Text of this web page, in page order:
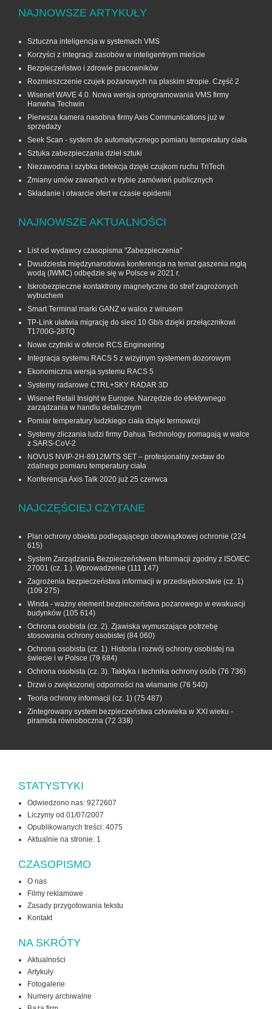
NAJNOWSZE ARTYKUŁY
Sztuczna inteligencja w systemach VMS
Korzyści z integracji zasobów w inteligentnym mieście
Bezpieczeństwo i zdrowie pracowników
Rozmieszczenie czujek pożarowych na płaskim stropie. Część 2
Wisenet WAVE 4.0. Nowa wersja oprogramowania VMS firmy
Hanwha Techwin
Pierwsza kamera nasobna firmy Axis Communications już w
sprzedaży
Seek Scan - system do automatycznego pomiaru temperatury ciała
Sztuka zabezpieczania dzieł sztuki
Niezawodna i szybka detekcja dzięki czujkom ruchu TriTech
Zmiany umów zawartych w trybie zamówień publicznych
Składanie i otwarcie ofert w czasie epidemii
NAJNOWSZE AKTUALNOŚCI
List od wydawcy czasopisma "Zabezpieczenia"
Dwudziesta międzynarodowa konferencja na temat gaszenia mgłą
wodą (IWMC) odbędzie się w Polsce w 2021 r.
Iskrobezpieczne kontaktrony magnetyczne do stref zagrożonych
wybuchem
Smart Terminal marki GANZ w walce z wirusem
TP-Link ułatwia migrację do sieci 10 Gb/s dzięki przełącznikowi
T1700G‑28TQ
Nowe czytniki w ofercie RCS Engineering
Integracja systemu RACS 5 z wizyjnym systemem dozorowym
Ekonomiczna wersja systemu RACS 5
Systemy radarowe CTRL+SKY RADAR 3D
Wisenet Retail Insight w Europie. Narzędzie do efektywnego
zarządzania w handlu detalicznym
Pomiar temperatury ludzkiego ciała dzięki termowizji
Systemy zliczania ludzi firmy Dahua Technology pomagają w walce
z SARS-CoV-2
NOVUS NVIP-2H-8912M/TS SET – profesjonalny zestaw do
zdalnego pomiaru temperatury ciała
Konferencja Axis Talk 2020 już 25 czerwca
NAJCZĘŚCIEJ CZYTANE
Plan ochrony obiektu podlegającego obowiązkowej ochronie (224
615)
System Zarządzania Bezpieczeństwem Informacji zgodny z ISO/IEC
27001 (cz. 1.). Wprowadzenie (111 147)
Zagrożenia bezpieczeństwa informacji w przedsiębiorstwie (cz. 1)
(109 275)
Winda - ważny element bezpieczeństwa pożarowego w ewakuacji
budynków (105 614)
Ochrona osobista (cz. 2). Zjawiska wymuszające potrzebę
stosowania ochrony osobistej (84 060)
Ochrona osobista (cz. 1). Historia i rozwój ochrony osobistej na
świecie i w Polsce (79 684)
Ochrona osobista (cz. 3). Taktyka i technika ochrony osób (76 736)
Drzwi o zwiększonej odporności na włamanie (76 540)
Teoria ochrony informacji (cz. 1) (75 487)
Zintegrowany system bezpieczeństwa człowieka w XXI wieku -
piramida równoboczna (72 338)
STATYSTYKI
Odwiedzono nas: 9272607
Liczymy od 01/07/2007
Opublikowanych treści: 4075
Aktualnie na stronie: 1
CZASOPISMO
O nas
Filmy reklamowe
Zasady przygotowania tekstu
Kontakt
NA SKRÓTY
Aktualności
Artykuły
Fotogalerie
Numery archiwalne